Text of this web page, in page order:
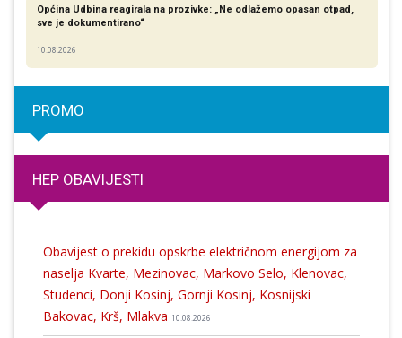
Općina Udbina reagirala na prozivke: „Ne odlažemo opasan otpad,
sve je dokumentirano“
10.08.2026
PROMO
HEP OBAVIJESTI
Obavijest o prekidu opskrbe električnom energijom za
naselja Kvarte, Mezinovac, Markovo Selo, Klenovac,
Studenci, Donji Kosinj, Gornji Kosinj, Kosnijski
Bakovac, Krš, Mlakva 10.08.2026